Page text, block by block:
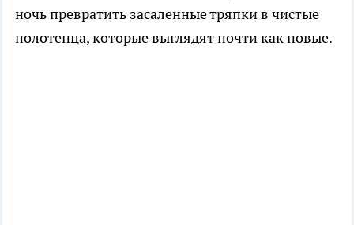
ночь превратить засаленные тряпки в чистые
полотенца, которые выглядят почти как новые.